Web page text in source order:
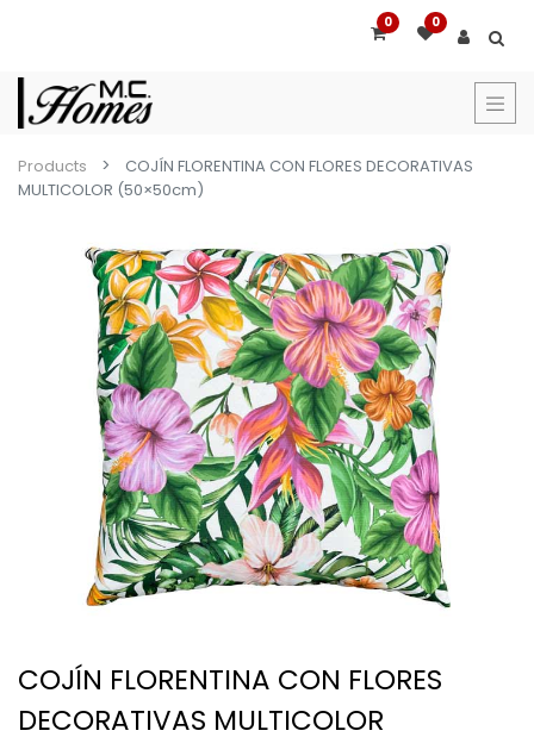
0 0
Products
COJÍN FLORENTINA CON FLORES DECORATIVAS
MULTICOLOR (50×50cm)
COJÍN FLORENTINA CON FLORES
DECORATIVAS MULTICOLOR